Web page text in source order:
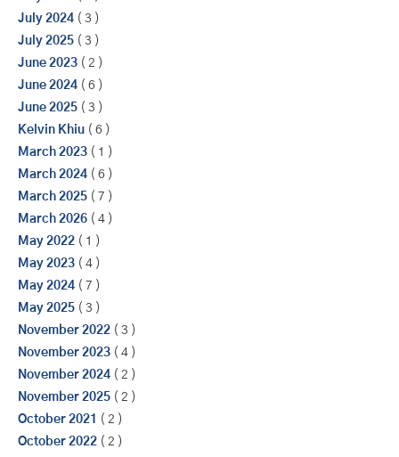
July 2024 ( 3 )
July 2025 ( 3 )
June 2023 ( 2 )
June 2024 ( 6 )
June 2025 ( 3 )
Kelvin Khiu ( 6 )
March 2023 ( 1 )
March 2024 ( 6 )
March 2025 ( 7 )
March 2026 ( 4 )
May 2022 ( 1 )
May 2023 ( 4 )
May 2024 ( 7 )
May 2025 ( 3 )
November 2022 ( 3 )
November 2023 ( 4 )
November 2024 ( 2 )
November 2025 ( 2 )
October 2021
( 2 )
October 2022 ( 2 )